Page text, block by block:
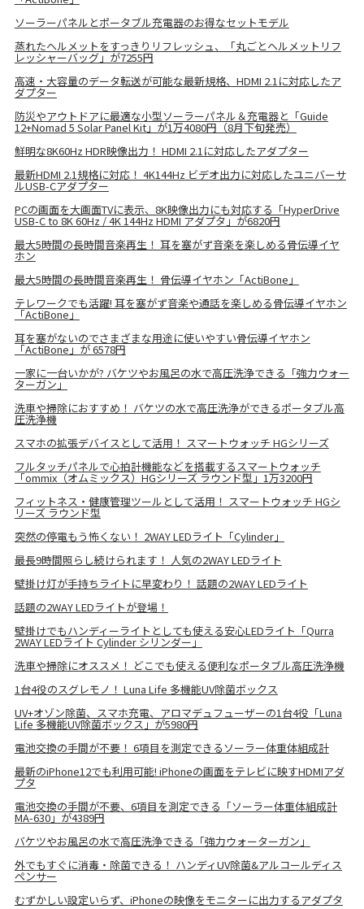
ソーラーパネルとポータブル充電器のお得なセットモデル
蒸れたヘルメットをすっきりリフレッシュ、「丸ごとヘルメットリフ
レッシャーバッグ」が7255円
高速・大容量のデータ転送が可能な最新規格、HDMI 2.1に対応したア
ダプター
防災やアウトドアに最適な小型ソーラーパネル＆充電器と「Guide
12+Nomad 5 Solar Panel Kit」が1万4080円（8月下旬発売）
鮮明な8K60Hz HDR映像出力！ HDMI 2.1に対応したアダプター
最新HDMI 2.1規格に対応！ 4K144Hz ビデオ出力に対応したユニバーサ
ルUSB-Cアダプター
PCの画面を大画面TVに表示、8K映像出力にも対応する「HyperDrive
USB-C to 8K 60Hz / 4K 144Hz HDMI アダプタ」が6820円
最大5時間の長時間音楽再生！ 耳を塞がず音楽を楽しめる骨伝導イヤ
ホン
最大5時間の長時間音楽再生！ 骨伝導イヤホン「ActiBone」
テレワークでも活躍! 耳を塞がず音楽や通話を楽しめる骨伝導イヤホン
「ActiBone」
耳を塞がないのでさまざまな用途に使いやすい骨伝導イヤホン
「ActiBone」が 6578円
一家に一台いかが? バケツやお風呂の水で高圧洗浄できる「強力ウォー
ターガン」
洗車や掃除におすすめ！ バケツの水で高圧洗浄ができるポータブル高
圧洗浄機
スマホの拡張デバイスとして活用！ スマートウォッチ HGシリーズ
フルタッチパネルで心拍計機能などを搭載するスマートウォッチ
「ommix（オムミックス）HGシリーズ ラウンド型」1万3200円
フィットネス・健康管理ツールとして活用！ スマートウォッチ HGシ
リーズ ラウンド型
突然の停電もう怖くない！ 2WAY LEDライト「Cylinder」
最長9時間照らし続けられます！ 人気の2WAY LEDライト
壁掛け灯が手持ちライトに早変わり！ 話題の2WAY LEDライト
話題の2WAY LEDライトが登場！
壁掛けでもハンディーライトとしても使える安心LEDライト「Qurra
2WAY LEDライト Cylinder シリンダー」
洗車や掃除にオススメ！ どこでも使える便利なポータブル高圧洗浄機
1台4役のスグレモノ！ Luna Life 多機能UV除菌ボックス
UV+オゾン除菌、スマホ充電、アロマデュフューザーの1台4役「Luna
Life 多機能UV除菌ボックス」が5980円
電池交換の手間が不要！ 6項目を測定できるソーラー体重体組成計
最新のiPhone12でも利用可能! iPhoneの画面をテレビに映すHDMIアダ
プタ
電池交換の手間が不要、6項目を測定できる「ソーラー体重体組成計
MA-630」が4389円
バケツやお風呂の水で高圧洗浄できる「強力ウォーターガン」
外でもすぐに消毒・除菌できる！ ハンディUV除菌&アルコールディス
ペンサー
むずかしい設定いらず、iPhoneの映像をモニターに出力するアダプタ